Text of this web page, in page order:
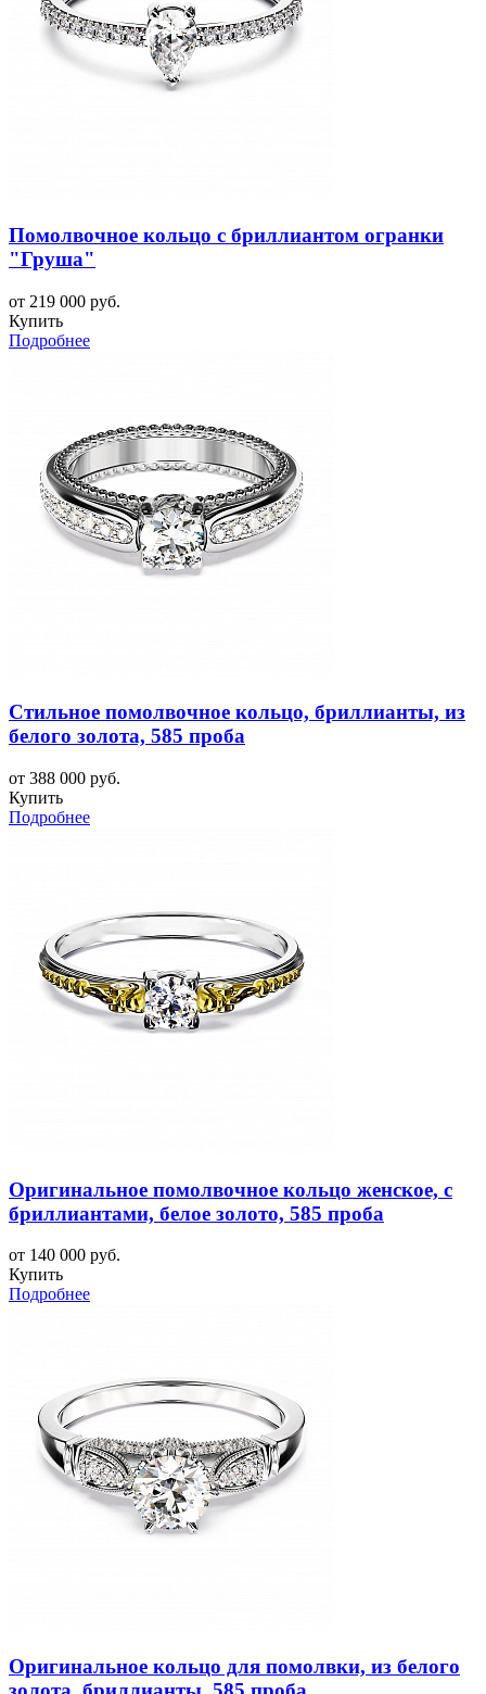
Помолвочное кольцо с бриллиантом огранки
"Груша"
от 219 000 руб.
Купить
Подробнее
Стильное помолвочное кольцо, бриллианты, из
белого золота, 585 проба
от 388 000 руб.
Купить
Подробнее
Оригинальное помолвочное кольцо женское, с
бриллиантами, белое золото, 585 проба
от 140 000 руб.
Купить
Подробнее
Оригинальное кольцо для помолвки, из белого